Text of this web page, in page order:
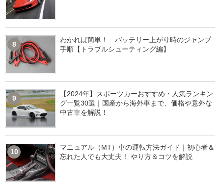
8
わかれば簡単！ バッテリー上がり時のジャンプ
手順【トラブルシューティング編】
9
【2024年】スポーツカーおすすめ・人気ランキン
グ一覧30選｜国産から海外車まで、価格や意外な
中古車を解説！
10
マニュアル（MT）車の運転方法ガイド｜初心者＆
忘れた人でも大丈夫！ やり方＆コツを解説